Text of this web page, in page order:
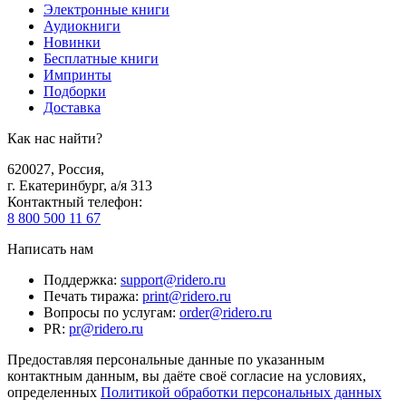
Электронные книги
Аудиокниги
Новинки
Бесплатные книги
Импринты
Подборки
Доставка
Как нас найти?
620027, Россия,
г. Екатеринбург, а/я 313
Контактный телефон:
8 800 500 11 67
Написать нам
Поддержка: support@ridero.ru
Печать тиража: print@ridero.ru
Вопросы по услугам: order@ridero.ru
PR: pr@ridero.ru
Предоставляя персональные данные по указанным
контактным данным, вы даёте своё согласие на условиях,
определенных Политикой обработки персональных данных